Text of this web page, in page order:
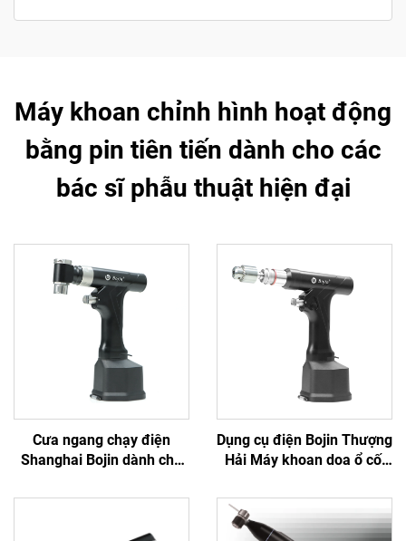
Máy khoan chỉnh hình hoạt động
bằng pin tiên tiến dành cho các
bác sĩ phẫu thuật hiện đại
Cưa ngang chạy điện
Shanghai Bojin dành cho
thương khớp Hệ thống
Dụng cụ điện Bojin Thượng
Hải Máy khoan doa ổ cối
thuật Chấn thương Cơ
xương khớp, Hệ thống